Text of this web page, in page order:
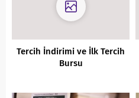
Tercih İndirimi ve İlk Tercih
Bursu